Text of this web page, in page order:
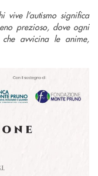
vive l’autismo significa
prezioso, dove ogni
avvicina le anime,